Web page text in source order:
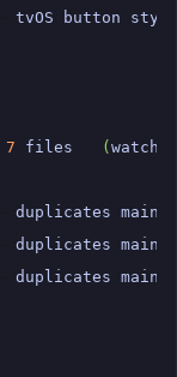
tvOS button
7 files (watchOS
duplicates main
duplicates main
duplicates main